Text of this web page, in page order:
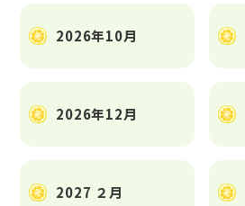
2026年10月
2026年12月
2027 ２月